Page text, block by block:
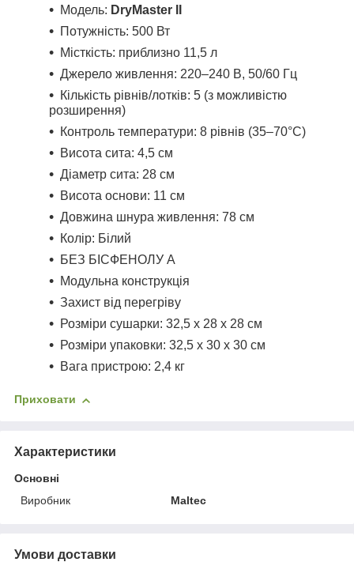
Модель: DryMaster II
Потужність: 500 Вт
Місткість: приблизно 11,5 л
Джерело живлення: 220–240 В, 50/60 Гц
Кількість рівнів/лотків: 5 (з можливістю
розширення)
Контроль температури: 8 рівнів (35–70°C)
Висота сита: 4,5 см
Діаметр сита: 28 см
Висота основи: 11 см
Довжина шнура живлення: 78 см
Колір: Білий
БЕЗ БІСФЕНОЛУ А
Модульна конструкція
Захист від перегріву
Розміри сушарки: 32,5 x 28 x 28 см
Розміри упаковки: 32,5 x 30 x 30 см
Вага пристрою: 2,4 кг
Приховати
Характеристики
Основні
Виробник
Maltec
Умови доставки